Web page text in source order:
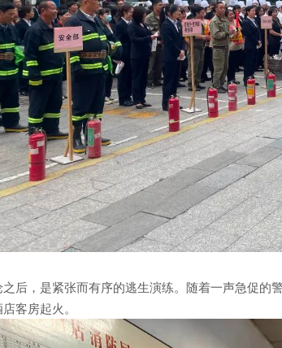
之后，是紧张而有序的逃生演练。随着一声急促的
客房起火。